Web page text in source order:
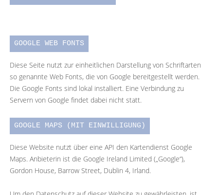
GOOGLE WEB FONTS
Diese Seite nutzt zur einheitlichen Darstellung von Schriftarten
so genannte Web Fonts, die von Google bereitgestellt werden.
Die Google Fonts sind lokal installiert. Eine Verbindung zu
Servern von Google findet dabei nicht statt.
GOOGLE MAPS (MIT EINWILLIGUNG)
Diese Website nutzt über eine API den Kartendienst Google
Maps. Anbieterin ist die Google Ireland Limited („Google“),
Gordon House, Barrow Street, Dublin 4, Irland.